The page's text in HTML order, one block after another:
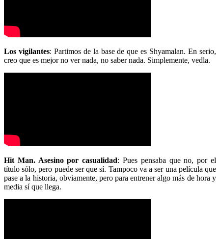
Los vigilantes: Partimos de la base de que es Shyamalan. En serio,
creo que es mejor no ver nada, no saber nada. Simplemente, vedla.
Hit Man. Asesino por casualidad: Pues pensaba que no, por el
título sólo, pero puede ser que sí. Tampoco va a ser una película que
pase a la historia, obviamente, pero para entrener algo más de hora y
media sí que llega.